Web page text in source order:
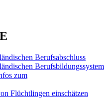
Berufsabschluss
Berufsbildungssystem
zum
Flüchtlingen einschätzen